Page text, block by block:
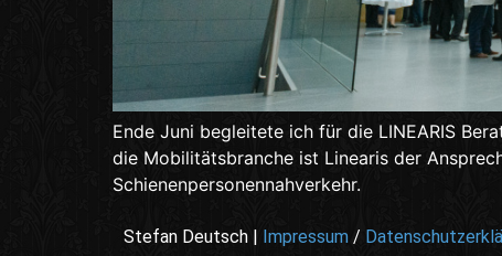
Ende Juni begleitete ich für die LINEARIS
die Mobilitätsbranche ist Linearis der
Schienenpersonennahverkehr.
Stefan Deutsch | Impressum /